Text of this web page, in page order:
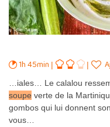
1h 45min
…iales… Le calalou
soupe verte de la
gombos qui lui donnent
vous…